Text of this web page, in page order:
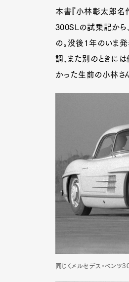
本書『小林彰太郎名
300SLの試乗記から
の。没後1年のいま発
調、また別のときに
かった生前の小林さ
同じくメルセデス・ベンツ